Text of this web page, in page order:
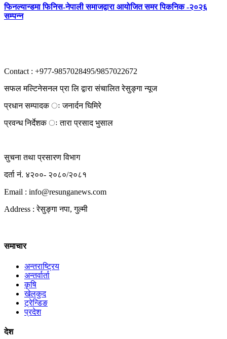
फिनल्यान्डमा फिनिस-नेपाली समाजद्वारा आयोजित समर पिकनिक -२०२६
सम्पन्न
Contact : +977-9857028495/9857022672
सफल मल्टिनेसनल प्रा लि द्वारा संचालित रेसुङ्गा न्यूज
प्रधान सम्पादक ः जनार्दन घिमिरे
प्रवन्ध निर्देशक ः तारा प्रसाद भुसाल
सुचना तथा प्रसारण विभाग
दर्ता नं. ४२००- २०८०/२०८१
Email : info@resunganews.com
Address : रेसुङ्गा नपा, गुल्मी
समाचार
अन्तराष्ट्रिय
अन्तर्वार्ता
कृषि
खेलकुद
ट्रेन्डिङ
प्रदेश
देश